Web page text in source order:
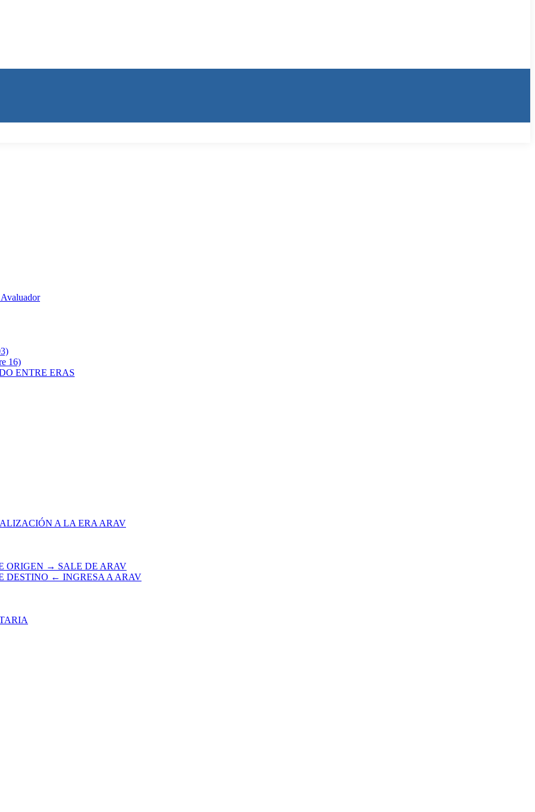
16)
ENTRE ERAS
A LA ERA ARAV
ORIGEN → SALE DE ARAV
DESTINO ← INGRESA A ARAV